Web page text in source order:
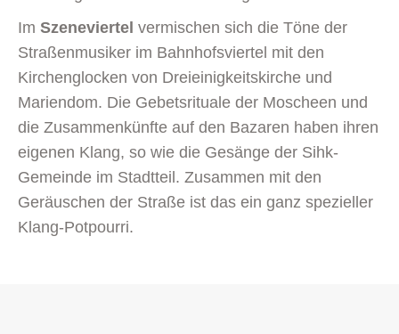
Im Szeneviertel vermischen sich die Töne der
Straßenmusiker im Bahnhofsviertel mit den
Kirchenglocken von Dreieinigkeitskirche und
Mariendom. Die Gebetsrituale der Moscheen und
die Zusammenkünfte auf den Bazaren haben ihren
eigenen Klang, so wie die Gesänge der Sihk-
Gemeinde im Stadtteil. Zusammen mit den
Geräuschen der Straße ist das ein ganz spezieller
Klang-Potpourri.